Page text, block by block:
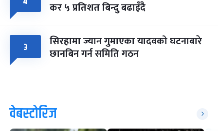
कर ५ प्रतिशत बिन्दु बढाइँदै
३ सिरहामा ज्यान गुमाएका यादवको घटनाबारे
छानबिन गर्न समिति गठन
वेबस्टोरिज